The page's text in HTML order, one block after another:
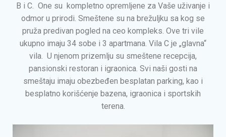
B i C. One su kompletno opremljene za Vaše uživanje i
odmor u prirodi. Smeštene su na brežuljku sa kog se
pruža predivan pogled na ceo kompleks. Ove tri vile
ukupno imaju 34 sobe i 3 apartmana. Vila C je „glavna“
vila. U njenom prizemlju su smeštene recepcija,
pansionski restoran i igraonica. Svi naši gosti na
smeštaju imaju obezbeđen besplatan parking, kao i
besplatno korišćenje bazena, igraonica i sportskih
terena.